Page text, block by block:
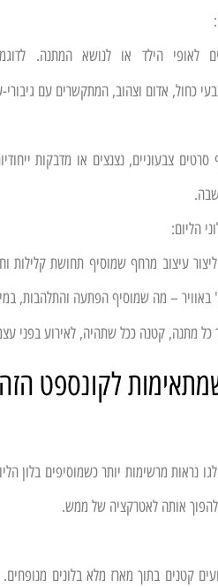
לאופי הילד או לנושא המתנה.
כחול, אדום וצהוב, המתקשרים עם
צבעוניים, נצנצים או מדבקות
הליום:
עיצוב מרחף שמוסיף תחושת קלילות
– מה שמוסיף הפתעה והתלהבות,
כל מתנה, קטנה ככל שתהיה, לאירוע בפני
לקונספט
נראות מרשימות יותר כשמוסיפים בלון
אותה לאטרקציה של ממש.
קטנים בתוך מארז מלא בלונים